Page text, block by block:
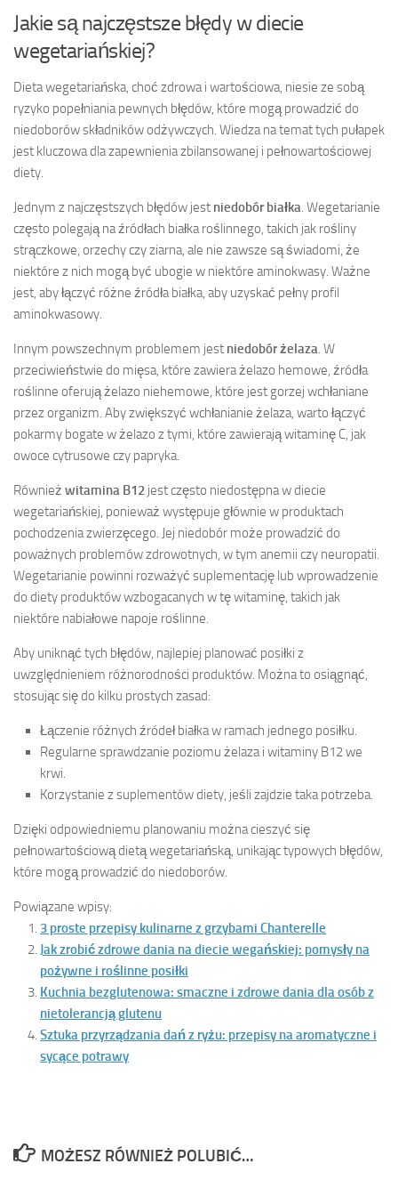
Jakie są najczęstsze błędy w diecie
wegetariańskiej?
Dieta wegetariańska, choć zdrowa i wartościowa, niesie ze sobą
ryzyko popełniania pewnych błędów, które mogą prowadzić do
niedoborów składników odżywczych. Wiedza na temat tych pułapek
jest kluczowa dla zapewnienia zbilansowanej i pełnowartościowej
diety.
Jednym z najczęstszych błędów jest niedobór białka. Wegetarianie
często polegają na źródłach białka roślinnego, takich jak rośliny
strączkowe, orzechy czy ziarna, ale nie zawsze są świadomi, że
niektóre z nich mogą być ubogie w niektóre aminokwasy. Ważne
jest, aby łączyć różne źródła białka, aby uzyskać pełny profil
aminokwasowy.
Innym powszechnym problemem jest niedobór żelaza. W
przeciwieństwie do mięsa, które zawiera żelazo hemowe, źródła
roślinne oferują żelazo niehemowe, które jest gorzej wchłaniane
przez organizm. Aby zwiększyć wchłanianie żelaza, warto łączyć
pokarmy bogate w żelazo z tymi, które zawierają witaminę C, jak
owoce cytrusowe czy papryka.
Również witamina B12 jest często niedostępna w diecie
wegetariańskiej, ponieważ występuje głównie w produktach
pochodzenia zwierzęcego. Jej niedobór może prowadzić do
poważnych problemów zdrowotnych, w tym anemii czy neuropatii.
Wegetarianie powinni rozważyć suplementację lub wprowadzenie
do diety produktów wzbogacanych w tę witaminę, takich jak
niektóre nabiałowe napoje roślinne.
Aby uniknąć tych błędów, najlepiej planować posiłki z
uwzględnieniem różnorodności produktów. Można to osiągnąć,
stosując się do kilku prostych zasad:
Łączenie różnych źródeł białka w ramach jednego posiłku.
Regularne sprawdzanie poziomu żelaza i witaminy B12 we
krwi.
Korzystanie z suplementów diety, jeśli zajdzie taka potrzeba.
Dzięki odpowiedniemu planowaniu można cieszyć się
pełnowartościową dietą wegetariańską, unikając typowych błędów,
które mogą prowadzić do niedoborów.
Powiązane wpisy:
3 proste przepisy kulinarne z grzybami Chanterelle
Jak zrobić zdrowe dania na diecie wegańskiej: pomysły na
pożywne i roślinne posiłki
Kuchnia bezglutenowa: smaczne i zdrowe dania dla osób z
nietolerancją glutenu
Sztuka przyrządzania dań z ryżu: przepisy na aromatyczne i
sycące potrawy
MOŻESZ RÓWNIEŻ POLUBIĆ…